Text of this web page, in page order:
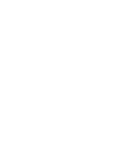
ありません。
です。
ず変更すること